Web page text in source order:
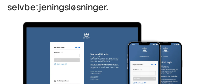
selvbetjeningsløsninger.